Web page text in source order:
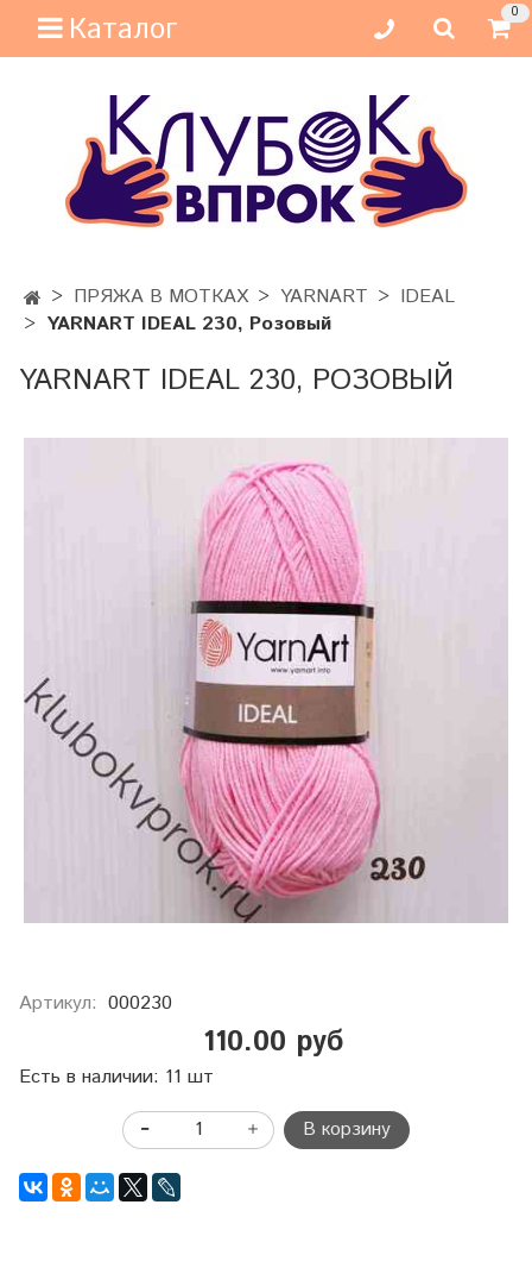
Каталог 0
ПРЯЖА В МОТКАХ YARNART
IDEAL
YARNART IDEAL 230, Розовый
YARNART IDEAL 230, РОЗОВЫЙ
Артикул: 000230
110.00 руб
Есть в наличии: 11 шт
В корзину